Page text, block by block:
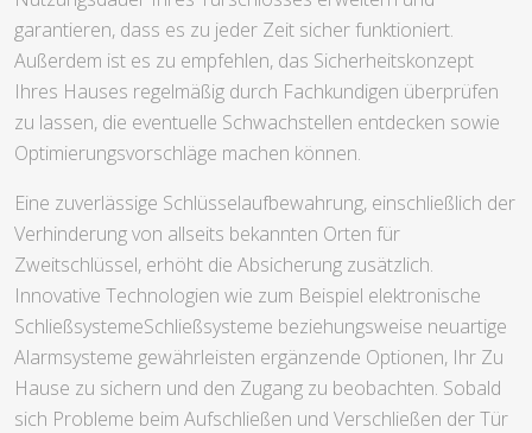
garantieren, dass es zu jeder Zeit sicher funktioniert.
Außerdem ist es zu empfehlen, das Sicherheitskonzept
Ihres Hauses regelmäßig durch Fachkundigen überprüfen
zu lassen, die eventuelle Schwachstellen entdecken sowie
Optimierungsvorschläge machen können.
Eine zuverlässige Schlüsselaufbewahrung, einschließlich der
Verhinderung von allseits bekannten Orten für
Zweitschlüssel, erhöht die Absicherung zusätzlich.
Innovative Technologien wie zum Beispiel elektronische
SchließsystemeSchließsysteme beziehungsweise neuartige
Alarmsysteme gewährleisten ergänzende Optionen, Ihr Zu
Hause zu sichern und den Zugang zu beobachten. Sobald
sich Probleme beim Aufschließen und Verschließen der Tür